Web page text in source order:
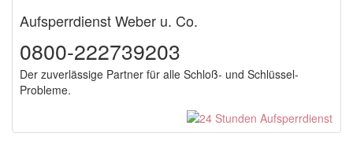
Aufsperrdienst Weber u. Co.
0800-222739203
Der zuverlässige Partner für alle Schloß- und Schlüssel-
Probleme.